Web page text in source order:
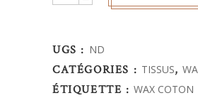
Africain
fleurs
quantity
UGS : ND
CATÉGORIES : TISSUS,
ÉTIQUETTE :WAX COTON